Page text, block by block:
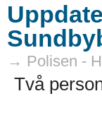
→ Polisen -
Två